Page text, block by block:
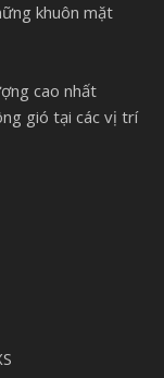
khuôn mặt
cao nhất
gió tại các vị trí